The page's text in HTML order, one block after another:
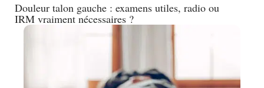
Douleur talon gauche : examens utiles, radio ou
IRM vraiment nécessaires ?